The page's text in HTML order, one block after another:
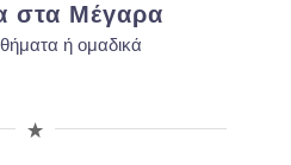
στα Μέγαρα
ή ομαδικά